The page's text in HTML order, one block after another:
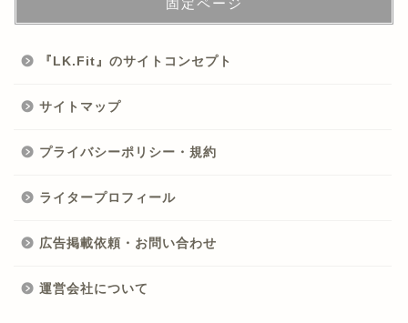
『LK.Fit』のサイトコンセプト
サイトマップ
プライバシーポリシー・規約
ライタープロフィール
広告掲載依頼・お問い合わせ
運営会社について